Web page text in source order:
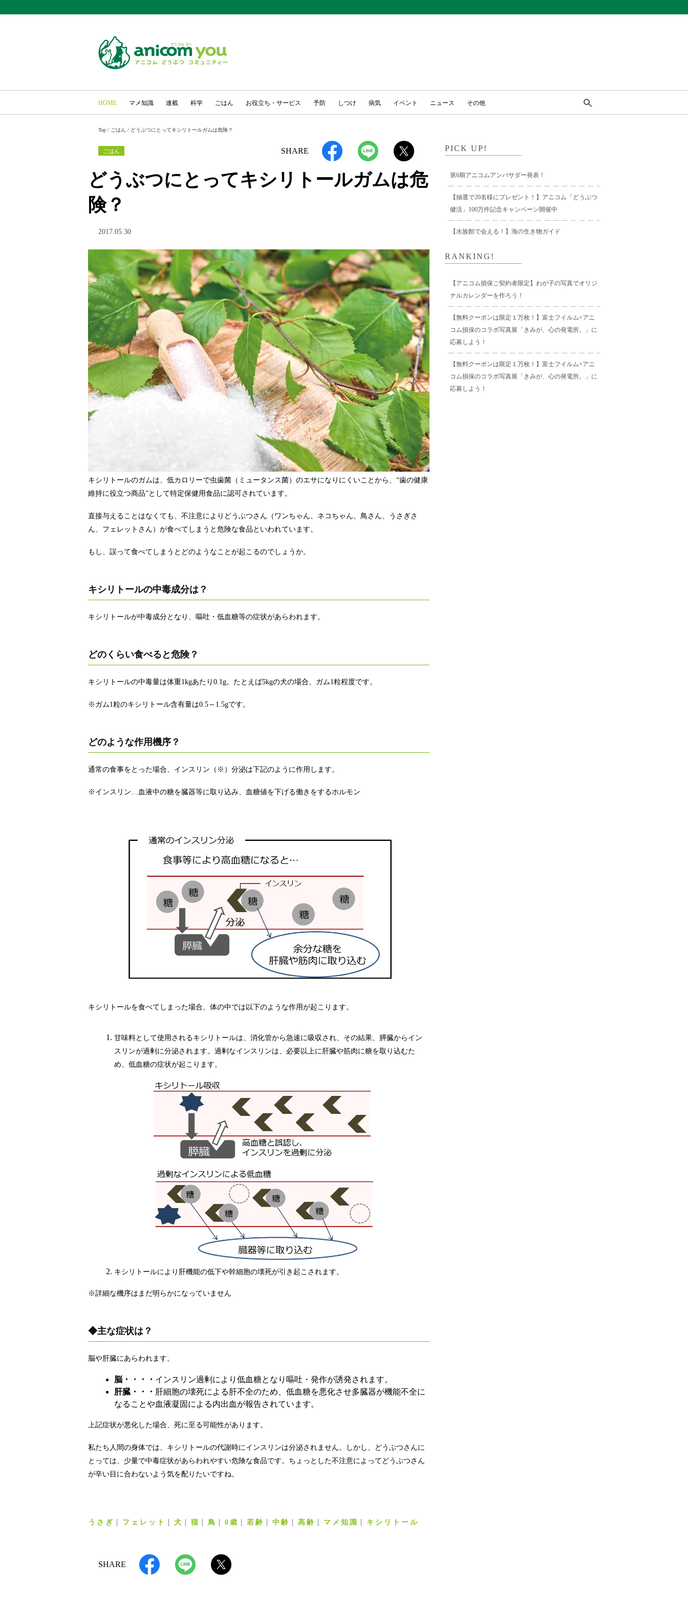
HOME マメ知識 連載 科学 ごはん お役立ち・サービス 予防 しつけ 病気 イベント ニュース その他
Top / ごはん / どうぶつにとってキシリトールガムは危険？
SHARE
ごはん
どうぶつにとってキシリトールガムは危
険？
2017.05.30
キシリトールのガムは、低カロリーで虫歯菌（ミュータンス菌）のエサになりにくいことから、“歯の健康
維持に役立つ商品”として特定保健用食品に認可されています。
直接与えることはなくても、不注意によりどうぶつさん（ワンちゃん、ネコちゃん、鳥さん、うさぎさ
ん、フェレットさん）が食べてしまうと危険な食品といわれています。
もし、誤って食べてしまうとどのようなことが起こるのでしょうか。
キシリトールの中毒成分は？
キシリトールが中毒成分となり、嘔吐・低血糖等の症状があらわれます。
どのくらい食べると危険？
キシリトールの中毒量は体重1kgあたり0.1g。たとえば5kgの犬の場合、ガム1粒程度です。
※ガム1粒のキシリトール含有量は0.5～1.5gです。
どのような作用機序？
通常の食事をとった場合、インスリン（※）分泌は下記のように作用します。
※インスリン…血液中の糖を臓器等に取り込み、血糖値を下げる働きをするホルモン
キシリトールを食べてしまった場合、体の中では以下のような作用が起こります。
甘味料として使用されるキシリトールは、消化管から急速に吸収され、その結果、膵臓からイン
スリンが過剰に分泌されます。過剰なインスリンは、必要以上に肝臓や筋肉に糖を取り込むた
め、低血糖の症状が起こります。
キシリトールにより肝機能の低下や幹細胞の壊死が引き起こされます。
※詳細な機序はまだ明らかになっていません
◆主な症状は？
脳や肝臓にあらわれます。
脳・・・・ インスリン過剰により低血糖となり嘔吐・発作が誘発されます。
肝臓・・・ 肝細胞の壊死による肝不全のため、低血糖を悪化させ多臓器が機能不全に
なることや血液凝固による内出血が報告されています。
上記症状が悪化した場合、死に至る可能性があります。
私たち人間の身体では、キシリトールの代謝時にインスリンは分泌されません。しかし、どうぶつさんに
とっては、少量で中毒症状があらわれやすい危険な食品です。ちょっとした不注意によってどうぶつさん
が辛い目に合わないよう気を配りたいですね。
うさぎ フェレット 犬 猫 鳥 0歳 若齢 中齢 高齢 マメ知識 キシリトール
SHARE
PICK UP!
第6期アニコムアンバサダー発表！
【抽選で20名様にプレゼント！】アニコム「どうぶつ
健活」100万件記念キャンペーン開催中
【水族館で会える！】海の生き物ガイド
RANKING!
【アニコム損保ご契約者限定】わが子の写真でオリジ
ナルカレンダーを作ろう！
【無料クーポンは限定１万枚！】富士フイルム×アニ
コム損保のコラボ写真展「きみが、心の発電所。」に
応募しよう！
【無料クーポンは限定１万枚！】富士フイルム×アニ
コム損保のコラボ写真展「きみが、心の発電所。」に
応募しよう！